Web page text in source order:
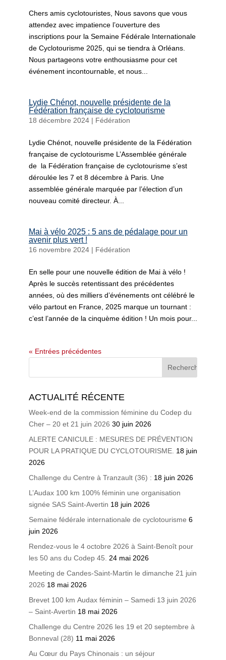
Chers amis cyclotouristes, Nous savons que vous
attendez avec impatience l’ouverture des
inscriptions pour la Semaine Fédérale Internationale
de Cyclotourisme 2025, qui se tiendra à Orléans.
Nous partageons votre enthousiasme pour cet
événement incontournable, et nous...
Lydie Chénot, nouvelle présidente de la
Fédération française de cyclotourisme
18 décembre 2024| Fédération
Lydie Chénot, nouvelle présidente de la Fédération
française de cyclotourisme L’Assemblée générale
de la Fédération française de cyclotourisme s’est
déroulée les 7 et 8 décembre à Paris. Une
assemblée générale marquée par l’élection d’un
nouveau comité directeur. À...
Mai à vélo 2025 : 5 ans de pédalage pour un
avenir plus vert !
16 novembre 2024| Fédération
En selle pour une nouvelle édition de Mai à vélo !
Après le succès retentissant des précédentes
années, où des milliers d’événements ont célébré le
vélo partout en France, 2025 marque un tournant :
c’est l’année de la cinquème édition ! Un mois pour...
« Entrées précédentes
ACTUALITÉ RÉCENTE
Week-end de la commission féminine du Codep du
Cher – 20 et 21 juin 2026 30 juin 2026
ALERTE CANICULE : MESURES DE PRÉVENTION
POUR LA PRATIQUE DU CYCLOTOURISME. 18 juin
2026
Challenge du Centre à Tranzault (36) : 18 juin 2026
L’Audax 100 km 100% féminin une organisation
signée SAS Saint-Avertin 18 juin 2026
Semaine fédérale internationale de cyclotourisme 6
juin 2026
Rendez-vous le 4 octobre 2026 à Saint-Benoît pour
les 50 ans du Codep 45.
24 mai 2026
Meeting de Candes-Saint-Martin le dimanche 21 juin
2026 18 mai 2026
Brevet 100 km Audax féminin – Samedi 13 juin 2026
– Saint-Avertin 18 mai 2026
Challenge du Centre 2026 les 19 et 20 septembre à
Bonneval (28) 11 mai 2026
Au Cœur du Pays Chinonais : un séjour